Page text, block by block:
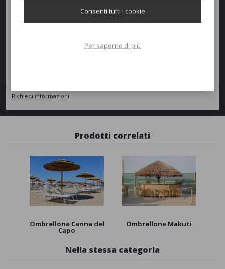
Richiedi informazioni
Prodotti correlati
Ombrellone Canna del
Capo
Ombrellone Makuti
Nella stessa categoria
Consenti tutti i cookie
Per saperne di più